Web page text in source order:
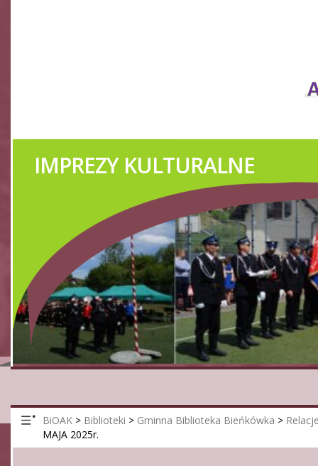
ORKIESTRY DĘTE
BiOAK > Biblioteki > Gminna Biblioteka Bieńkówka >
MAJA 2025r.